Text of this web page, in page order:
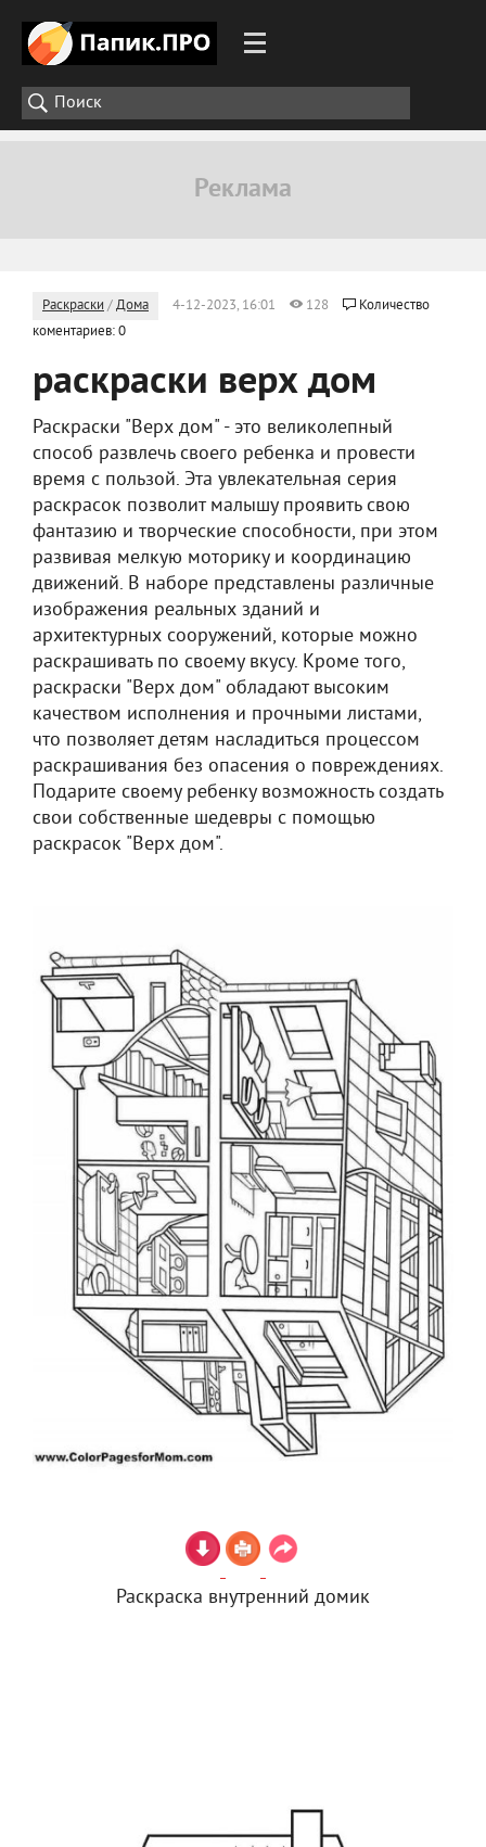
Раскраски /Дома 4-12-2023, 16:01 128
Количество
коментариев: 0
раскраски верх дом
Раскраски "Верх дом" - это великолепный
способ развлечь своего ребенка и провести
время с пользой. Эта увлекательная серия
раскрасок позволит малышу проявить свою
фантазию и творческие способности, при этом
развивая мелкую моторику и координацию
движений. В наборе представлены различные
изображения реальных зданий и
архитектурных сооружений, которые можно
раскрашивать по своему вкусу. Кроме того,
раскраски "Верх дом" обладают высоким
качеством исполнения и прочными листами,
что позволяет детям насладиться процессом
раскрашивания без опасения о повреждениях.
Подарите своему ребенку возможность создать
свои собственные шедевры с помощью
раскрасок "Верх дом".
Раскраска внутренний домик